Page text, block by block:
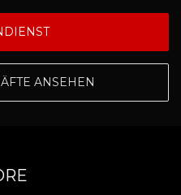
ANSEHEN